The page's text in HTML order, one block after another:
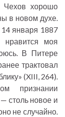
Чехов хорошо
в новом духе.
января 1887
моя
В Питере
трактовал
(XIII, 264).
признании
столь новое и
не случайно.